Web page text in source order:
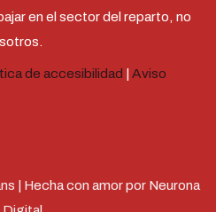
en el sector del reparto, no
de accesibilidad | Aviso
| Hecha con amor por Neurona